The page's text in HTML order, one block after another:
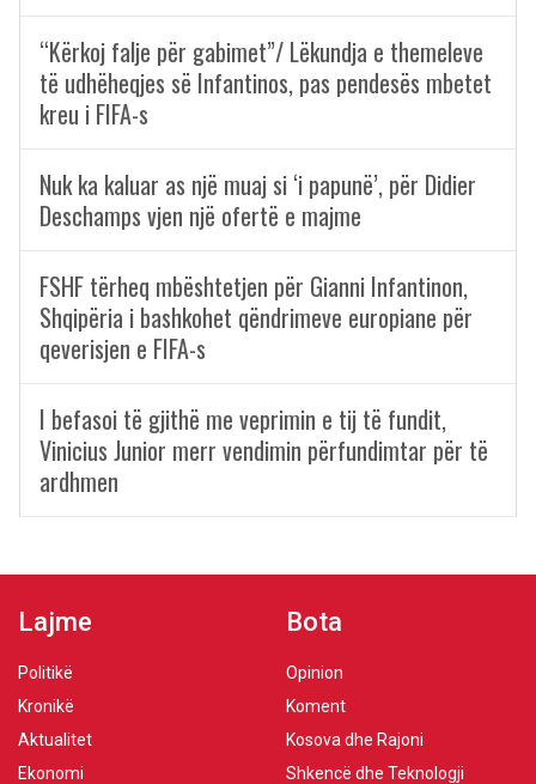
“Kërkoj falje për gabimet”/ Lëkundja e themeleve
të udhëheqjes së Infantinos, pas pendesës mbetet
kreu i FIFA-s
Nuk ka kaluar as një muaj si ‘i papunë’, për Didier
Deschamps vjen një ofertë e majme
FSHF tërheq mbështetjen për Gianni Infantinon,
Shqipëria i bashkohet qëndrimeve europiane për
qeverisjen e FIFA-s
I befasoi të gjithë me veprimin e tij të fundit,
Vinicius Junior merr vendimin përfundimtar për të
ardhmen
Lajme
Politikë
Kronikë
Aktualitet
Ekonomi
Bota
Opinion
Koment
Kosova dhe Rajoni
Shkencë dhe Teknologji